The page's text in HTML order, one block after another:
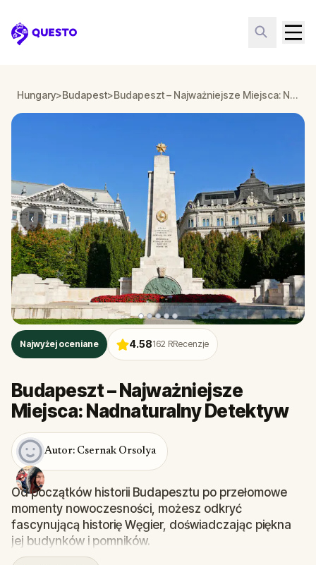
Questo
Hungary>Budapest> Budapeszt – Najważniejsze Miejsca: Nadnaturalny Detektyw
‹ ›
Najwyżej oceniane 4.58162 RRecenzje
Budapeszt – Najważniejsze
Miejsca: Nadnaturalny Detektyw
Autor: Csernak Orsolya
Od początków historii Budapesztu po przełomowe
momenty nowoczesności, możesz odkryć
fascynującą historię Węgier, doświadczając piękna
jej budynków i pomników.
Ta wizyta w centrum miasta pozwoli Ci poznać jej